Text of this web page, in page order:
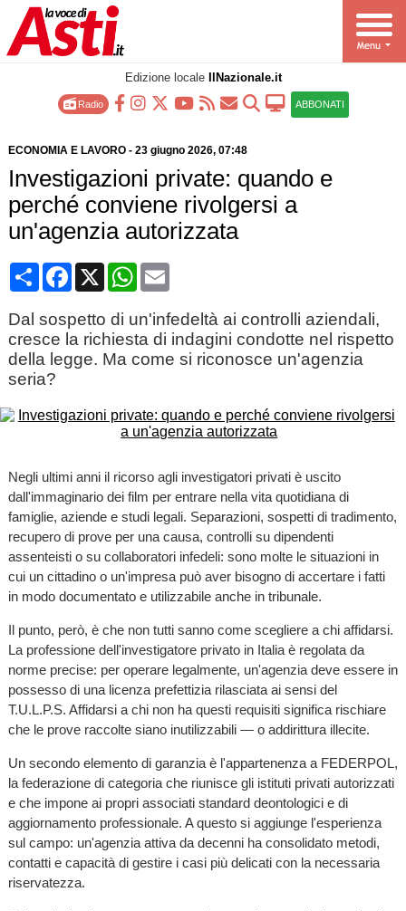
Edizione locale IlNazionale.it
Radio ABBONATI
ECONOMIA E LAVORO- 23 giugno 2026, 07:48
Investigazioni private: quando e
perché conviene rivolgersi a
un'agenzia autorizzata
CondividiFacebook
X WhatsApp
Email
Dal sospetto di un'infedeltà ai controlli aziendali,
cresce la richiesta di indagini condotte nel rispetto
della legge. Ma come si riconosce un'agenzia
seria?
Negli ultimi anni il ricorso agli investigatori privati è uscito
dall'immaginario dei film per entrare nella vita quotidiana di
famiglie, aziende e studi legali. Separazioni, sospetti di tradimento,
recupero di prove per una causa, controlli su dipendenti
assenteisti o su collaboratori infedeli: sono molte le situazioni in
cui un cittadino o un'impresa può aver bisogno di accertare i fatti
in modo documentato e utilizzabile anche in tribunale.
Il punto, però, è che non tutti sanno come scegliere a chi affidarsi.
La professione dell'investigatore privato in Italia è regolata da
norme precise: per operare legalmente, un'agenzia deve essere in
possesso di una licenza prefettizia rilasciata ai sensi del
T.U.L.P.S. Affidarsi a chi non ha questi requisiti significa rischiare
che le prove raccolte siano inutilizzabili — o addirittura illecite.
Un secondo elemento di garanzia è l'appartenenza a FEDERPOL,
la federazione di categoria che riunisce gli istituti privati autorizzati
e che impone ai propri associati standard deontologici e di
aggiornamento professionale. A questo si aggiunge l'esperienza
sul campo: un'agenzia attiva da decenni ha consolidato metodi,
contatti e capacità di gestire i casi più delicati con la necessaria
riservatezza.